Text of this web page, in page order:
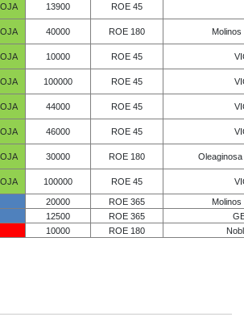
13900 ROE 45
40000 ROE 180 Molinos
10000 ROE 45
100000 ROE 45
44000 ROE 45
46000 ROE 45
30000 ROE 180
100000 ROE 45
20000 ROE 365
Molinos
12500 ROE 365
10000 ROE 180